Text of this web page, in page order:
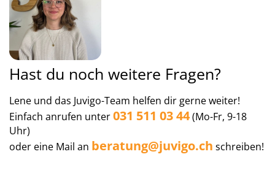
Hast du noch weitere Fragen?
Lene und das Juvigo-Team helfen dir gerne weiter!
Einfach anrufen unter031 511 03 44(Mo-Fr, 9-18
Uhr)
oder eine Mail an beratung@juvigo.ch schreiben!